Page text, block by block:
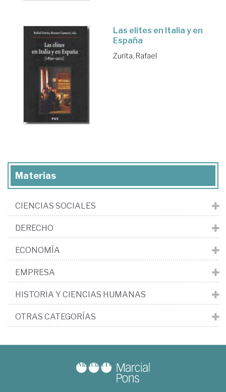
Las elites en Italia y en
España
Zurita, Rafael
Materias
CIENCIAS SOCIALES
DERECHO
ECONOMÍA
EMPRESA
HISTORIA Y CIENCIAS HUMANAS
OTRAS CATEGORÍAS